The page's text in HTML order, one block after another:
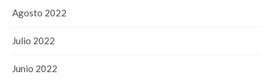
Agosto 2022
Julio 2022
Junio 2022